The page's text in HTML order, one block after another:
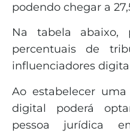
podendo chegar a
Na tabela abaixo,
percentuais de
influenciadores
Ao estabelecer
digital poderá
pessoa jurídica